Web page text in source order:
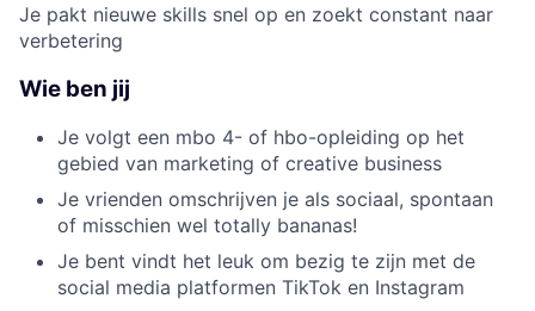
Je pakt nieuwe skills snel op en zoekt constant naar
verbetering
Wie ben jij
Je volgt een mbo 4- of hbo-opleiding op het
gebied van marketing of creative business
Je vrienden omschrijven je als sociaal, spontaan
of misschien wel totally bananas!
Je bent vindt het leuk om bezig te zijn met de
social media platformen TikTok en Instagram